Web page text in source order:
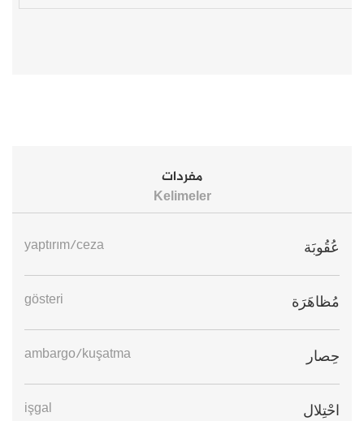
مفردات
Kelimeler
عُقُوبَة yaptırım/ceza
مُظاهَرَة gösteri
حِصار ambargo/kuşatma
احْتِلال işgal